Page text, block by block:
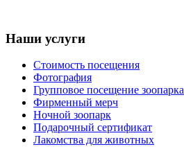
Наши услуги
Стоимость посещения
Фотография
Групповое посещение зоопарка
Фирменный мерч
Ночной зоопарк
Подарочный сертификат
Лакомства для животных